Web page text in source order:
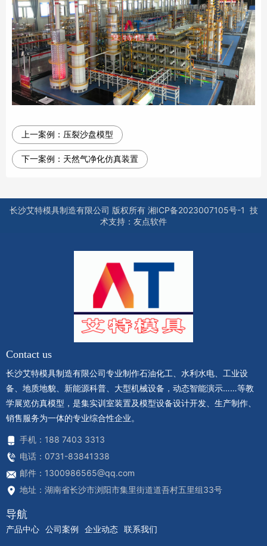
上一案例： 压裂沙盘模型
下一案例： 天然气净化仿真装置
长沙艾特模具制造有限公司 版权所有 湘ICP备2023007105号-1 技
术支持： 友点软件
Contact us
长沙艾特模具制造有限公司专业制作石油化工、水利水电、工业设
备、地质地貌、新能源科普、大型机械设备，动态智能演示……等教
学展览仿真模型，是集实训室装置及模型设备设计开发、生产制作、
销售服务为一体的专业综合性企业。
手机：188 7403 3313
电话：0731-83841338
邮件：1300986565@qq.com
地址：湖南省长沙市浏阳市集里街道道吾村五里组33号
导航
产品中心 公司案例 企业动态 联系我们